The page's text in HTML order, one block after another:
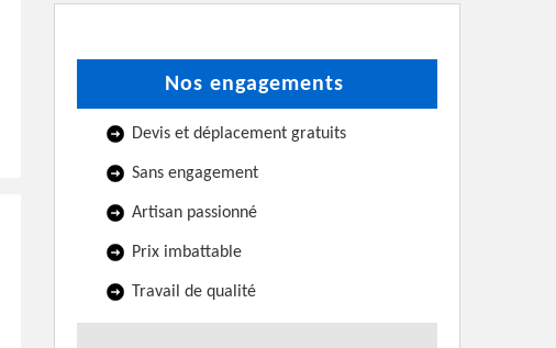
Nos engagements
Devis et déplacement gratuits
Sans engagement
Artisan passionné
Prix imbattable
Travail de qualité